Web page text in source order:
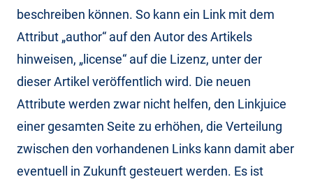
beschreiben können. So kann ein Link mit dem
Attribut „author“ auf den Autor des Artikels
hinweisen, „license“ auf die Lizenz, unter der
dieser Artikel veröffentlich wird. Die neuen
Attribute werden zwar nicht helfen, den Linkjuice
einer gesamten Seite zu erhöhen, die Verteilung
zwischen den vorhandenen Links kann damit aber
eventuell in Zukunft gesteuert werden. Es ist